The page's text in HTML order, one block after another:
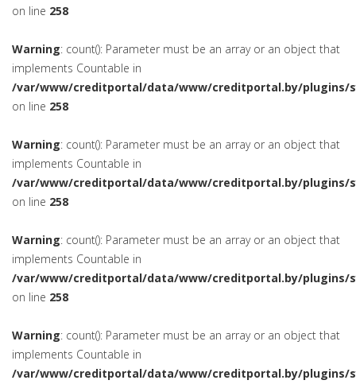
on line 258
Warning: count(): Parameter must be an array or an object that
implements Countable in
/var/www/creditportal/data/www/creditportal.by/plugins/
on line 258
Warning: count(): Parameter must be an array or an object that
implements Countable in
/var/www/creditportal/data/www/creditportal.by/plugins/
on line 258
Warning: count(): Parameter must be an array or an object that
implements Countable in
/var/www/creditportal/data/www/creditportal.by/plugins/
on line 258
Warning: count(): Parameter must be an array or an object that
implements Countable in
/var/www/creditportal/data/www/creditportal.by/plugins/